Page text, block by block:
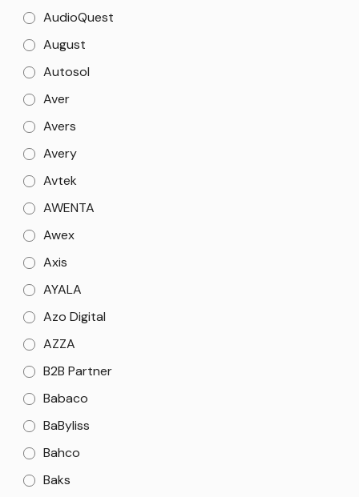
AudioQuest
August
Autosol
Aver
Avers
Avery
Avtek
AWENTA
Awex
Axis
AYALA
Azo Digital
AZZA
B2B Partner
Babaco
BaByliss
Bahco
Baks